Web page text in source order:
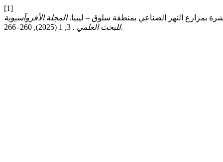
[1]
المجلة الأفروآسيوية
للبحث العلمي. 3, 1 (2025), 260–266.